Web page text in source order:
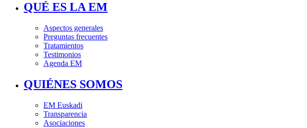
QUÉ ES LA EM
Aspectos generales
Preguntas frecuentes
Tratamientos
Testimonios
Agenda EM
QUIÉNES SOMOS
EM Euskadi
Transparencia
Asociaciones